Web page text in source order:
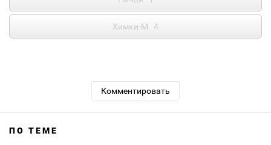
Химки-М 4
Комментировать
ПО ТЕМЕ